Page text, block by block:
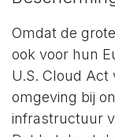
Omdat de
ook voor hun
U.S. Cloud
omgeving bij
infrastructuur